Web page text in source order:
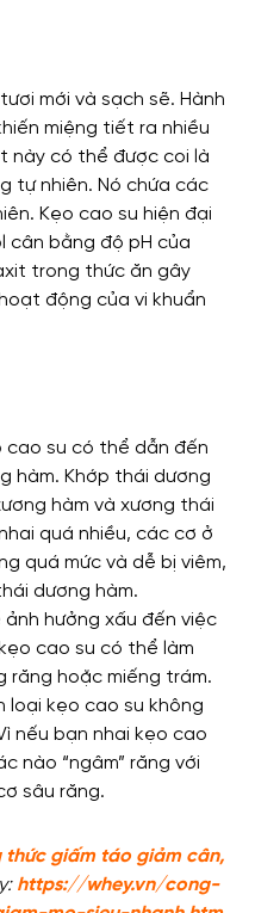
mới và sạch sẽ. Hành
miệng tiết ra nhiều
này có thể được coi là
tự nhiên. Nó chứa các
Kẹo cao su hiện đại
cân bằng độ pH của
trong thức ăn gây
động của vi khuẩn
cao su có thể dẫn đến
hàm. Khớp thái dương
hàm và xương thái
quá nhiều, các cơ ở
quá mức và dễ bị viêm,
dương hàm.
hưởng xấu đến việc
cao su có thể làm
răng hoặc miếng trám.
loại kẹo cao su không
nếu bạn nhai kẹo cao
nào “ngâm” răng với
sâu răng.
thức giấm táo giảm cân,
https://whey.vn/cong-